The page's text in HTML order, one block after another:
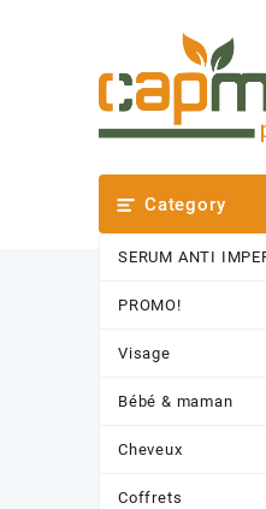
Category
SERUM ANTI
PROMO!
Visage
Bébé & maman
Cheveux
Coffrets